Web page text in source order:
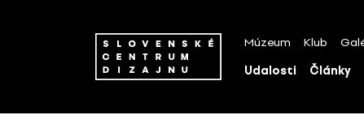
Múzeum Klub
Udalosti Články